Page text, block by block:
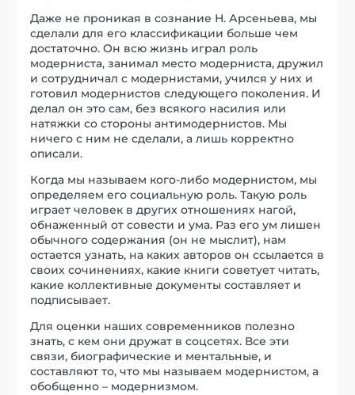
Даже не проникая в сознание Н. Арсеньева, мы
сделали для его классификации больше чем
достаточно. Он всю жизнь играл роль
модерниста, занимал место модерниста, дружил
и сотрудничал с модернистами, учился у них и
готовил модернистов следующего поколения. И
делал он это сам, без всякого насилия или
натяжки со стороны антимодернистов. Мы
ничего с ним не сделали, а лишь корректно
описали.
Когда мы называем кого-либо модернистом, мы
определяем его социальную роль. Такую роль
играет человек в других отношениях нагой,
обнаженный от совести и ума. Раз его ум лишен
обычного содержания (он не мыслит), нам
остается узнать, на каких авторов он ссылается в
своих сочинениях, какие книги советует читать,
какие коллективные документы составляет и
подписывает.
Для оценки наших современников полезно
знать, с кем они дружат в соцсетях. Все эти
связи, биографические и ментальные, и
составляют то, что мы называем модернистом, а
обобщенно – модернизмом.